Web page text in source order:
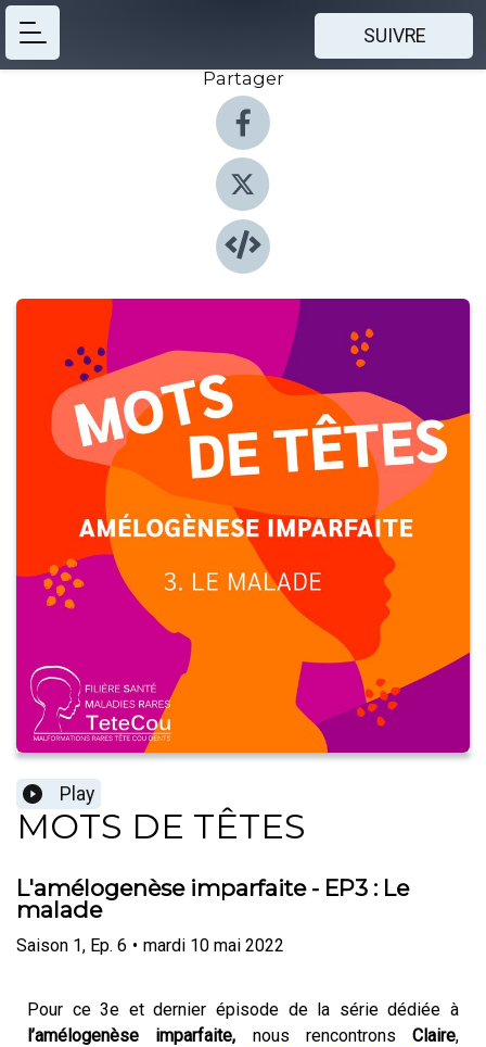
SUIVRE
Partager
Play
MOTS DE TÊTES
L'amélogenèse imparfaite - EP3 : Le
malade
Saison 1, Ep. 6 • mardi 10 mai 2022
Pour ce 3e et dernier épisode de la série dédiée à
l’amélogenèse imparfaite, nous rencontrons Claire,